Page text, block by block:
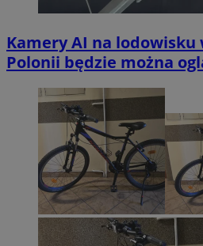
Kamery AI na lodowisku
Polonii będzie można